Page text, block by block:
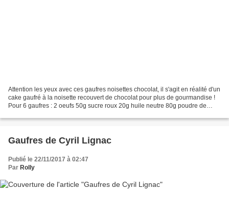
Attention les yeux avec ces gaufres noisettes chocolat, il s'agit en réalité d'un
cake gaufré à la noisette recouvert de chocolat pour plus de gourmandise !
Pour 6 gaufres : 2 oeufs 50g sucre roux 20g huile neutre 80g poudre de
Gaufres de Cyril Lignac
Publié le 22/11/2017 à 02:47
Par Rolly